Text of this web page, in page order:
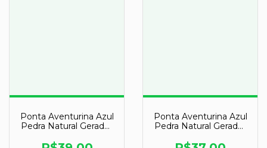
Ponta Aventurina Azul
Pedra Natural Gerador
Ponta Aventurina Azul
Pedra Natural Gerador